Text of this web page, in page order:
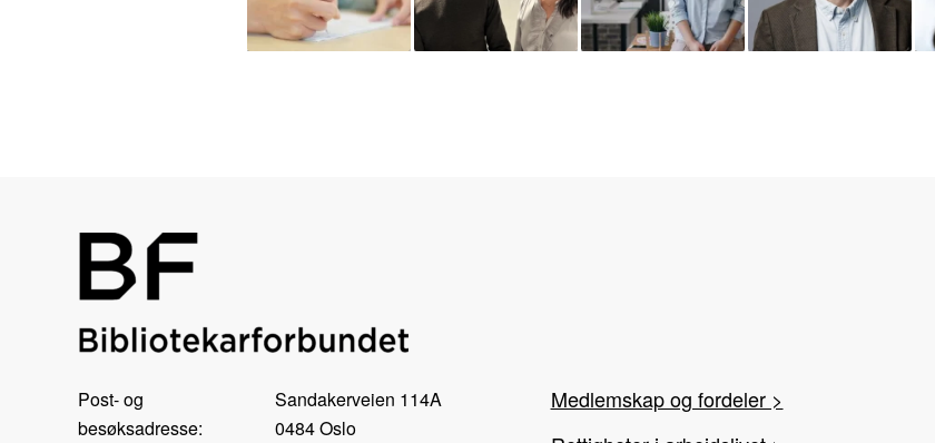
Post- og
besøksadresse:
Sandakerveien 114A
0484 Oslo
Medlemskap og fordeler >